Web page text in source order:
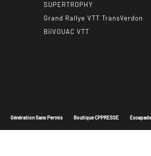
SUPERTROPHY
Grand Rallye VTT TransVerdon
BiiVOUAC VTT
Génération Sans Permis Boutique CPPRESSE